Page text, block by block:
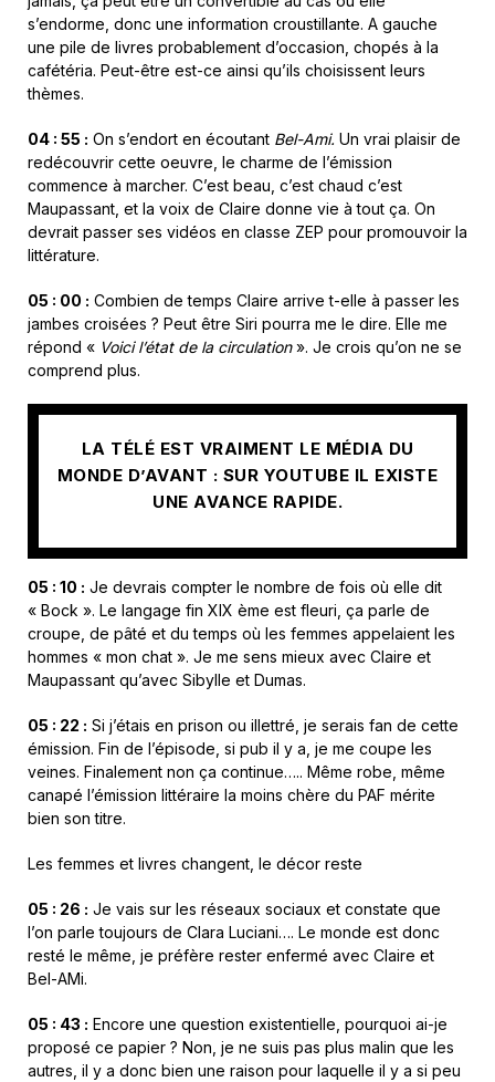
s’endorme, donc une information croustillante. A gauche
une pile de livres probablement d’occasion, chopés à la
cafétéria. Peut-être est-ce ainsi qu’ils choisissent leurs
thèmes.
04 : 55 : On s’endort en écoutant Bel-Ami. Un vrai plaisir de
redécouvrir cette oeuvre, le charme de l’émission
commence à marcher. C’est beau, c’est chaud c’est
Maupassant, et la voix de Claire donne vie à tout ça. On
devrait passer ses vidéos en classe ZEP pour promouvoir la
littérature.
05 : 00 : Combien de temps Claire arrive t-elle à passer les
jambes croisées ? Peut être Siri pourra me le dire. Elle me
répond « Voici l’état de la circulation». Je crois qu’on ne se
comprend plus.
LA TÉLÉ EST VRAIMENT LE MÉDIA DU
MONDE D’AVANT : SUR YOUTUBE IL EXISTE
UNE AVANCE RAPIDE.
05 : 10 : Je devrais compter le nombre de fois où elle dit
« Bock ». Le langage fin XIX ème est fleuri, ça parle de
croupe, de pâté et du temps où les femmes appelaient les
hommes « mon chat ». Je me sens mieux avec Claire et
Maupassant qu’avec Sibylle et Dumas.
05 : 22 : Si j’étais en prison ou illettré, je serais fan de cette
émission. Fin de l’épisode, si pub il y a, je me coupe les
veines. Finalement non ça continue….. Même robe, même
canapé l’émission littéraire la moins chère du PAF mérite
bien son titre.
Les femmes et livres changent, le décor reste
05 : 26 : Je vais sur les réseaux sociaux et constate que
l’on parle toujours de Clara Luciani…. Le monde est donc
resté le même, je préfère rester enfermé avec Claire et
Bel-AMi.
05 : 43 : Encore une question existentielle, pourquoi ai-je
proposé ce papier ? Non, je ne suis pas plus malin que les
autres, il y a donc bien une raison pour laquelle il y a si peu